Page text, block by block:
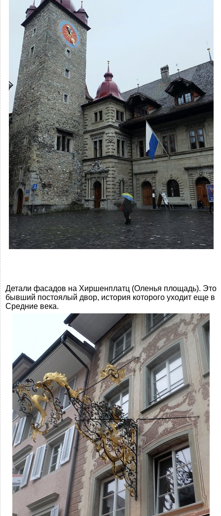
Детали фасадов на Хиршенплатц (Оленья площадь). Это
бывший постоялый двор, история которого уходит еще в
Средние века.